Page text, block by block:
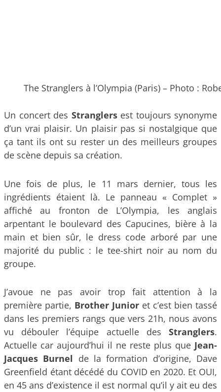
The Stranglers à l’Olympia (Paris) – Photo :
Un concert des Stranglersest toujours synonyme
d’un vrai plaisir. Un plaisir pas si nostalgique que
ça tant ils ont su rester un des meilleurs groupes
de scène depuis sa création.
Une fois de plus, le 11 mars dernier, tous les
ingrédients étaient là. Le panneau « Complet »
affiché au fronton de L’Olympia, les anglais
arpentant le boulevard des Capucines, bière à la
main et bien sûr, le dress code arboré par une
majorité du public : le tee-shirt noir au nom du
groupe.
J’avoue ne pas avoir trop fait attention à la
première partie, Brother Junior et c’est bien tassé
dans les premiers rangs que vers 21h, nous avons
vu débouler l’équipe actuelle des Stranglers.
Actuelle car aujourd’hui il ne reste plus que Jean-
Jacques Burnel de la formation d’origine, Dave
Greenfield étant décédé du COVID en 2020. Et OUI,
en 45 ans d’existence il est normal qu’il y ait eu des